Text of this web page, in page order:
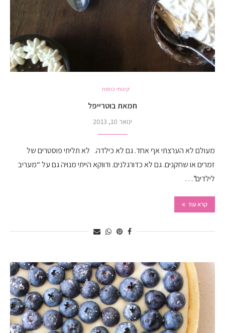
קינוחי כוסות
חמאת בוטרייפל
ינואר 10, 2013
מעולם לא הערצתי אף אחד. גם לא כילדה. לא תליתי פוסטרים של
זמרים או שחקנים. גם לא כדורגלנים. ודווקא הייתי מנויה גם על “מעריב
לילדים”…
קרא עוד